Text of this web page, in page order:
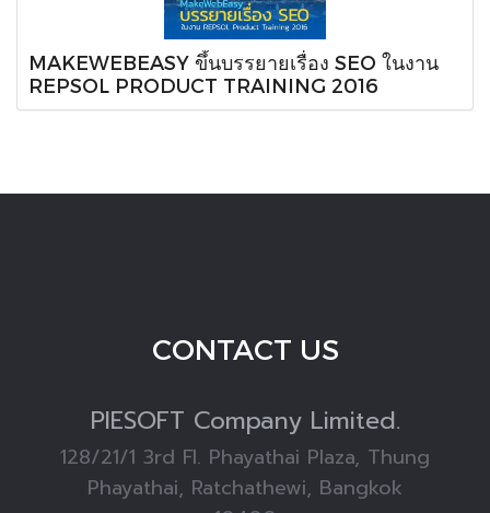
MAKEWEBEASY ขึ้นบรรยายเรื่อง SEO ในงาน
REPSOL PRODUCT TRAINING 2016
CONTACT US
PIESOFT Company Limited.
128/21/1 3rd Fl. Phayathai Plaza, Thung
Phayathai, Ratchathewi, Bangkok